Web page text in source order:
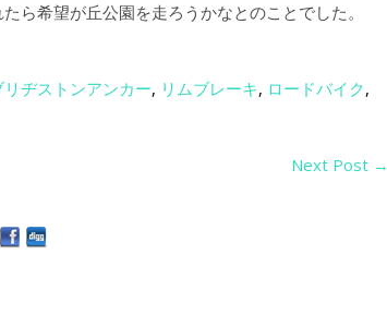
ら希望が丘公園を走ろうかなとのことでした。
リヂストンアンカー, リムブレーキ, ロードバイク,
Next Post →